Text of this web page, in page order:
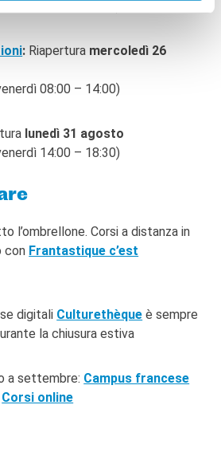
: Riapertura mercoledì 26
08:00 – 14:00)
lunedì 31 agosto
14:00 – 18:30)
l’ombrellone. Corsi a distanza in
con Frantastique c’est
digitali Culturethèque è sempre
la chiusura estiva
a settembre: Campus francese
Corsi online